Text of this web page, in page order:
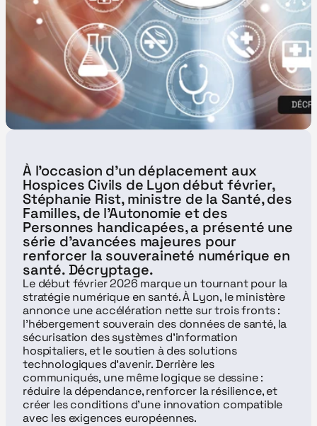
À l’occasion d'un déplacement aux
Hospices Civils de Lyon début février,
Stéphanie Rist, ministre de la Santé, des
Familles, de l’Autonomie et des
Personnes handicapées, a présenté une
série d’avancées majeures pour
renforcer la souveraineté numérique en
santé. Décryptage.
Le début février 2026 marque un tournant pour la
stratégie numérique en santé. À Lyon, le ministère
annonce une accélération nette sur trois fronts :
l’hébergement souverain des données de santé, la
sécurisation des systèmes d’information
hospitaliers, et le soutien à des solutions
technologiques d’avenir. Derrière les
communiqués, une même logique se dessine :
réduire la dépendance, renforcer la résilience, et
créer les conditions d’une innovation compatible
avec les exigences européennes.